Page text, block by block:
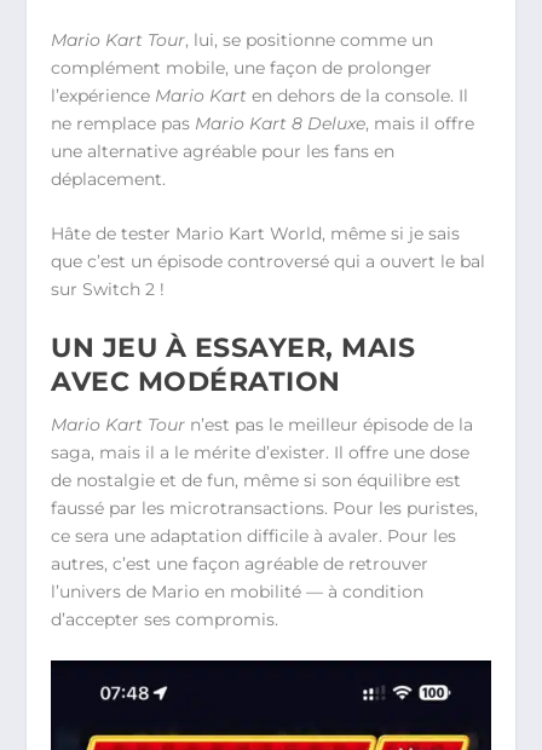
Mario Kart Tour, lui, se positionne comme un
complément mobile, une façon de prolonger
l’expérience Mario Kart en dehors de la console. Il
ne remplace pas Mario Kart 8 Deluxe, mais il offre
une alternative agréable pour les fans en
déplacement.
Hâte de tester Mario Kart World, même si je sais
que c’est un épisode controversé qui a ouvert le bal
sur Switch 2 !
UN JEU À ESSAYER, MAIS
AVEC MODÉRATION
Mario Kart Tour n’est pas le meilleur épisode de la
saga, mais il a le mérite d’exister. Il offre une dose
de nostalgie et de fun, même si son équilibre est
faussé par les microtransactions. Pour les puristes,
ce sera une adaptation difficile à avaler. Pour les
autres, c’est une façon agréable de retrouver
l’univers de Mario en mobilité — à condition
d’accepter ses compromis.